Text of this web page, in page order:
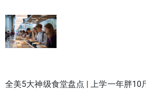
全美5大神级食堂盘点 | 上学一年胖10